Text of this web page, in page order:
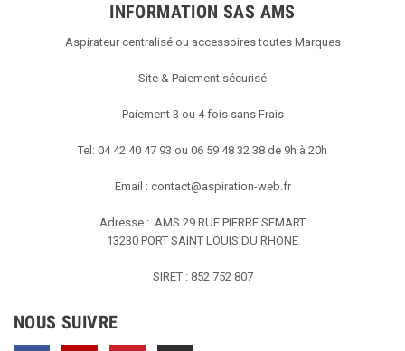
INFORMATION SAS AMS
Aspirateur centralisé ou accessoires toutes Marques
Site & Paiement sécurisé
Paiement 3 ou 4 fois sans Frais
Tel: 04 42 40 47 93 ou 06 59 48 32 38 de 9h à 20h
Email : contact@aspiration-web.fr
Adresse : AMS 29 RUE PIERRE SEMART
13230 PORT SAINT LOUIS DU RHONE
SIRET : 852 752 807
NOUS SUIVRE